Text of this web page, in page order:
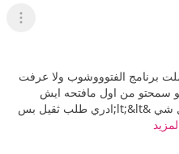
عرض
برنامج الفتوووشوب ولا عرفت
الطريقة لو سمحتو من اول مافتحه ايش
اسووي وكيف اكتب على الصوره وكل شي &lt;&lt;ادري طلب ثقيل بس